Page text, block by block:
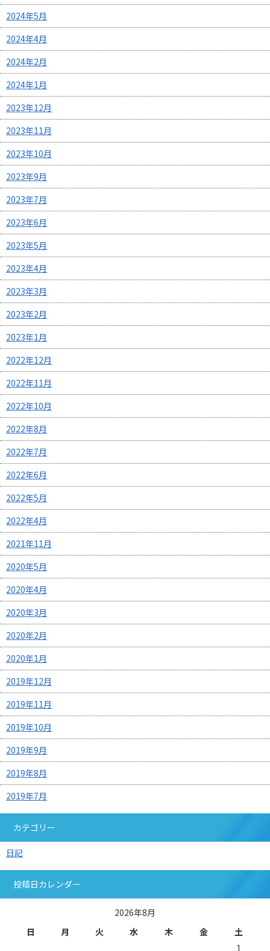
2024年5月
2024年4月
2024年2月
2024年1月
2023年12月
2023年11月
2023年10月
2023年9月
2023年7月
2023年6月
2023年5月
2023年4月
2023年3月
2023年2月
2023年1月
2022年12月
2022年11月
2022年10月
2022年8月
2022年7月
2022年6月
2022年5月
2022年4月
2021年11月
2020年5月
2020年4月
2020年3月
2020年2月
2020年1月
2019年12月
2019年11月
2019年10月
2019年9月
2019年8月
2019年7月
カテゴリー
日記
投稿日カレンダー
2026年8月
日
月 火 水 木 金
土
1